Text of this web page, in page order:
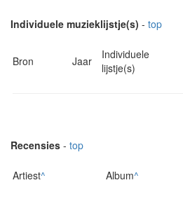
Individuele muzieklijstje(s) - top
Bron Jaar
Individuele
lijstje(s)
Recensies - top
Artiest^ Album^